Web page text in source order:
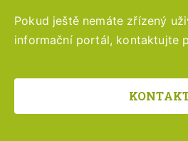
Pokud ještě nemáte zřízený
informační portál, kontaktujte